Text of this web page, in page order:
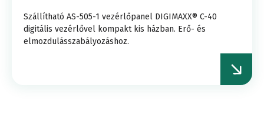
Szállítható AS-505-1 vezérlőpanel DIGIMAXX® C-40
digitális vezérlővel kompakt kis házban. Erő- és
elmozdulásszabályozáshoz.